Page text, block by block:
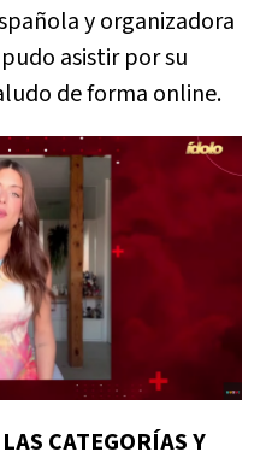
y organizadora
asistir por su
de forma online.
CATEGORÍAS Y